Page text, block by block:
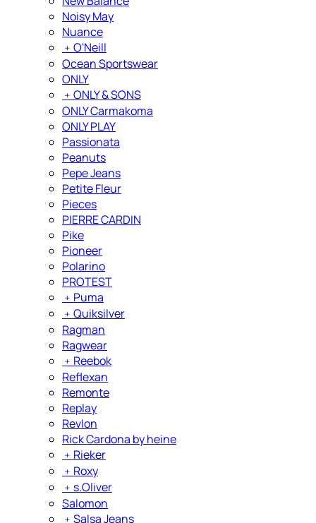
Noisy May
Nuance
﹢ O'Neill
Ocean Sportswear
ONLY
﹢ ONLY & SONS
ONLY Carmakoma
ONLY PLAY
Passionata
Peanuts
Pepe Jeans
Petite Fleur
Pieces
PIERRE CARDIN
Pike
Pioneer
Polarino
PROTEST
﹢ Puma
﹢ Quiksilver
Ragman
Ragwear
﹢ Reebok
Reflexan
Remonte
Replay
Revlon
Rick Cardona by heine
﹢ Rieker
﹢ Roxy
﹢ s.Oliver
Salomon
﹢ Salsa Jeans